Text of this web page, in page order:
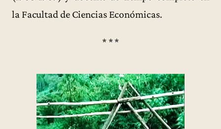
la Facultad de Ciencias Económicas.
* * *